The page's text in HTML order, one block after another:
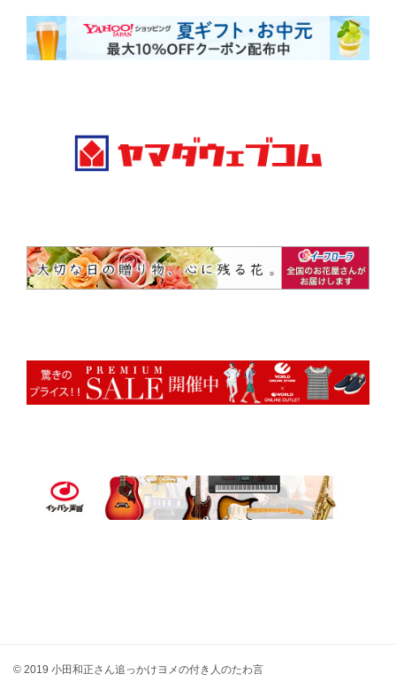
© 2019 小田和正さん追っかけヨメの付き人のたわ言